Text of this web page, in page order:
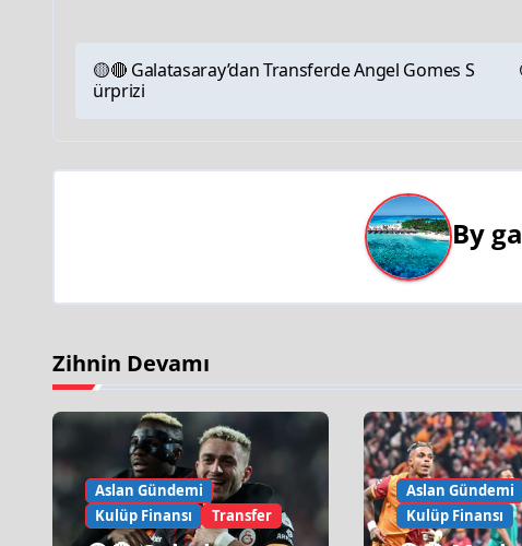
🟡🔴 Galatasaray’dan Transferde Angel Gomes S
ürprizi
By
Zihnin Devamı
Aslan Gündemi
Kulüp Finansı
Transfer
Aslan Gündemi
Kulüp Finansı